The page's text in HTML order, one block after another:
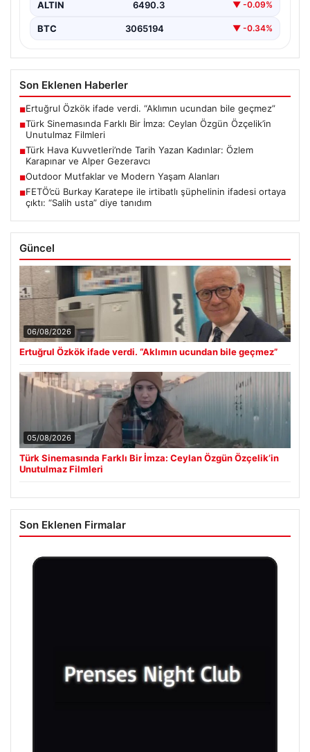
ALTIN 6490.3 ▼ -0.09%
BTC 3065194 ▼ -0.34%
Son Eklenen Haberler
■Ertuğrul Özkök ifade verdi. “Aklımın ucundan bile geçmez”
■Türk Sinemasında Farklı Bir İmza: Ceylan Özgün Özçelik’in
Unutulmaz Filmleri
■Türk Hava Kuvvetleri’nde Tarih Yazan Kadınlar: Özlem
Karapınar ve Alper Gezeravcı
■Outdoor Mutfaklar ve Modern Yaşam Alanları
■FETÖ’cü Burkay Karatepe ile irtibatlı şüphelinin ifadesi ortaya
çıktı: “Salih usta” diye tanıdım
Güncel
06/08/2026
Ertuğrul Özkök ifade verdi. “Aklımın ucundan bile geçmez”
05/08/2026
Türk Sinemasında Farklı Bir İmza: Ceylan Özgün Özçelik’in
Unutulmaz Filmleri
Son Eklenen Firmalar